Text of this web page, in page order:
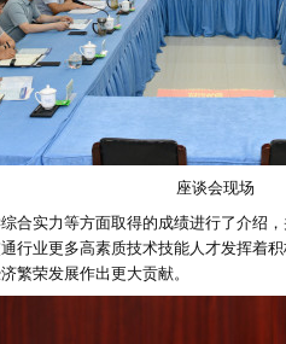
座谈会现场
合实力等方面取得的成绩进行了介
行业更多高素质技术技能人才发挥着
繁荣发展作出更大贡献。